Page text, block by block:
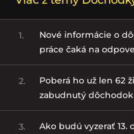
1.
Nové informácie o
práce čaká na
2.
Poberá ho už len 62
zabudnutý
3.
Ako budú vyzerať 13.